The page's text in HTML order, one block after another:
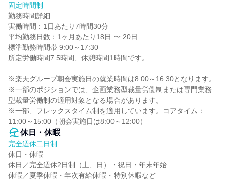
固定時間制
勤務時間詳細
実働時間：1日あたり7時間30分
平均勤務日数：1ヶ月あたり18日 〜 20日
標準勤務時間帯 9:00～17:30
所定労働時間7.5時間、休憩時間1時間です。
※楽天グループ朝会実施日の就業時間は8:00～16:30となります。
※一部のポジションでは、企画業務型裁量労働制または専門業務
型裁量労働制の適用対象となる場合があります。
※一部、フレックスタイム制を適用しています。コアタイム：
11:00～15:00（朝会実施日は8:00～12:00）
休日・休暇
完全週休二日制
休日・休暇
休日／完全週休2日制（土、日）・祝日・年末年始
休暇／夏季休暇・年次有給休暇・特別休暇など